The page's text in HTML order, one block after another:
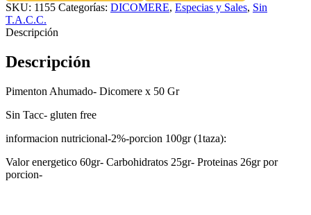
SKU: 1155 Categorías: DICOMERE, Especias y Sales, Sin
T.A.C.C.
Descripción
Descripción
Pimenton Ahumado- Dicomere x 50 Gr
Sin Tacc- gluten free
informacion nutricional-2%-porcion 100gr (1taza):
Valor energetico 60gr- Carbohidratos 25gr- Proteinas 26gr por
porcion-